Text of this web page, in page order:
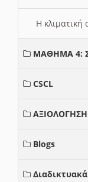
Η κλιματική
ΜΑΘΗΜΑ 4:
CSCL
ΑΞΙΟΛΟΓΗΣΗ
Blogs